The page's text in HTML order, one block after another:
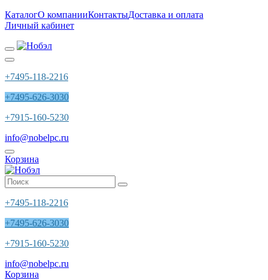
КаталогО компанииКонтактыДоставка и оплата
Личный кабинет
+7495-118-2216
+7495-626-3030
+7915-160-5230
info@nobelpc.ru
Корзина
+7495-118-2216
+7495-626-3030
+7915-160-5230
info@nobelpc.ru
Корзина